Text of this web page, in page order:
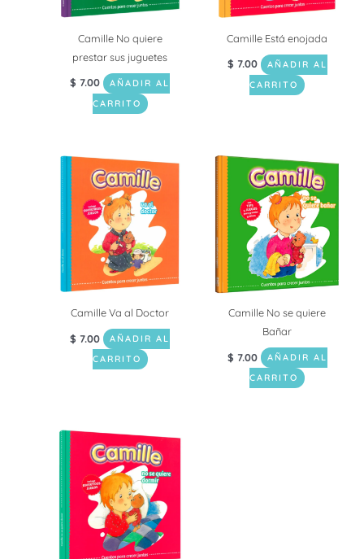
Camille No quiere
prestar sus juguetes
$ 7.00
AÑADIR AL
CARRITO
Camille Está enojada
$ 7.00
AÑADIR AL
CARRITO
Camille Va al Doctor
$ 7.00
AÑADIR AL
CARRITO
Camille No se quiere
Bañar
$ 7.00
AÑADIR AL
CARRITO